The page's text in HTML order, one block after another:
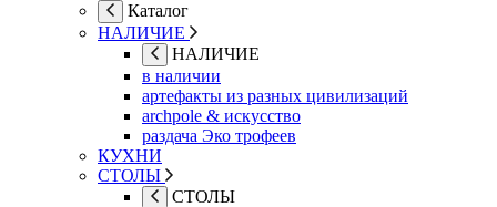
Каталог
НАЛИЧИЕ
НАЛИЧИЕ
в наличии
артефакты из разных цивилизаций
archpole & искусство
раздача Эко трофеев
КУХНИ
СТОЛЫ
СТОЛЫ